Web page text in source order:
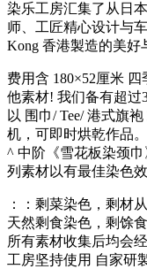
染乐工房汇集了从日
师、工匠精心设计与
Kong 香港製造的美好
费用含 180×52厘米
他素材! 我们备有超过
以 围巾/ Tee/ 港式旗
机，可即时烘乾作品。
^ 中阶《雪花板染颈
列素材以有最佳染色效
：：剩菜染色，剩材
天然剩食染色，剩馀
所有素材收集后均会
工房坚持使用 自家研